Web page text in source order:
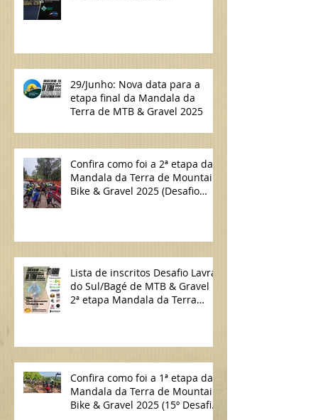
29/Junho: Nova data para a
etapa final da Mandala da
Terra de MTB & Gravel 2025
Confira como foi a 2ª etapa da
Mandala da Terra de Mountain
Bike & Gravel 2025 (Desafio
Lista de inscritos Desafio Lavras
do Sul/Bagé de MTB & Gravel |
2ª etapa Mandala da Terra
Confira como foi a 1ª etapa da
Mandala da Terra de Mountain
Bike & Gravel 2025 (15º Desafio